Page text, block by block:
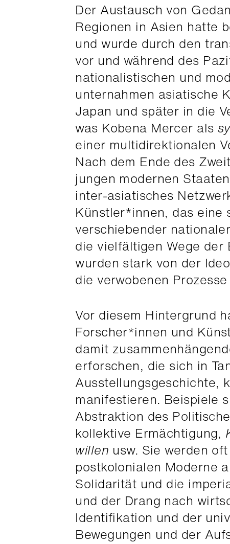
Der Austausch von
Regionen in Asien hatte
und wurde durch den
vor und während des
nationalistischen und
unternahmen asiatische
Japan und später in die
was Kobena Mercer als
einer multidirektionalen
Nach dem Ende des
jungen modernen
inter-asiatisches
Künstler*innen, das eine
verschiebender
die vielfältigen Wege der
wurden stark von der
die verwobenen
Vor diesem Hintergrund
Forscher*innen und
damit
erforschen, die sich in
Ausstellungsgeschichte,
manifestieren. Beispiele
Abstraktion des
kollektive Ermächtigung,
willen usw. Sie werden
postkolonialen Moderne
Solidarität und die
und der Drang nach
Identifikation und der
Bewegungen und der